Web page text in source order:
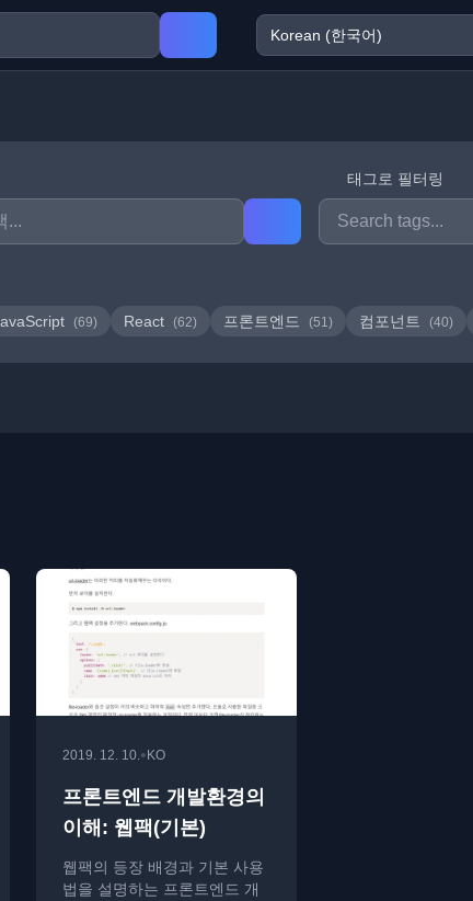
태그로 필터링
(69) React (62) 프론트엔드 (51) 컴포넌트 (40)
2019. 12. 10.• KO
프론트엔드 개발환경의
이해: 웹팩(기본)
웹팩의 등장 배경과 기본 사용
법을 설명하는 프론트엔드 개